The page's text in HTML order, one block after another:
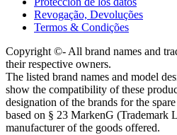
Revogação, Devoluções
Termos & Condições
Copyright ©- All brand names and
their respective owners.
The listed brand names and model
show the compatibility of these
designation of the brands for the
based on § 23 MarkenG (Trademark
manufacturer of the goods offered.